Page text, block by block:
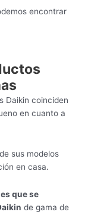
encontrar
Daikin coinciden
en cuanto a
sus modelos
en casa.
que se
de gama de